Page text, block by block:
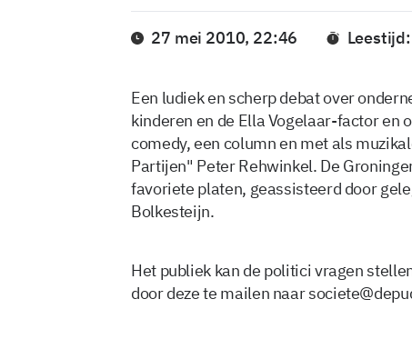
27 mei 2010, 22:46
Een ludiek en scherp debat over
kinderen en de Ella Vogelaar-factor en
comedy, een column en met als
Partijen" Peter Rehwinkel. De
favoriete platen, geassisteerd door
Bolkesteijn.
Het publiek kan de politici vragen
door deze te mailen naar